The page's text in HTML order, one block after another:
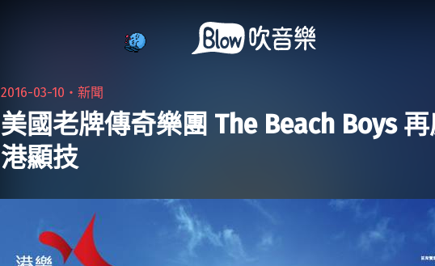
2016-03-10・新聞
美國老牌傳奇樂團 The Beach Boys
港顯技